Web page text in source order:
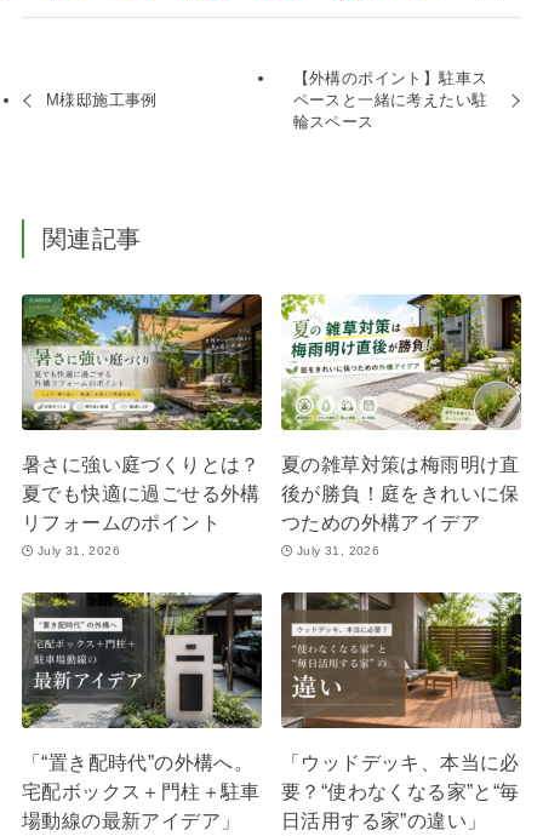
M様邸施工事例
【外構のポイント】駐車ス
ペースと一緒に考えたい駐
輪スペース
関連記事
暑さに強い庭づくりとは？
夏でも快適に過ごせる外構
リフォームのポイント
July 31, 2026
夏の雑草対策は梅雨明け直
後が勝負！庭をきれいに保
つための外構アイデア
July 31, 2026
「“置き配時代”の外構へ。
宅配ボックス＋門柱＋駐車
場動線の最新アイデア」
「ウッドデッキ、本当に必
要？“使わなくなる家”と“毎
日活用する家”の違い」